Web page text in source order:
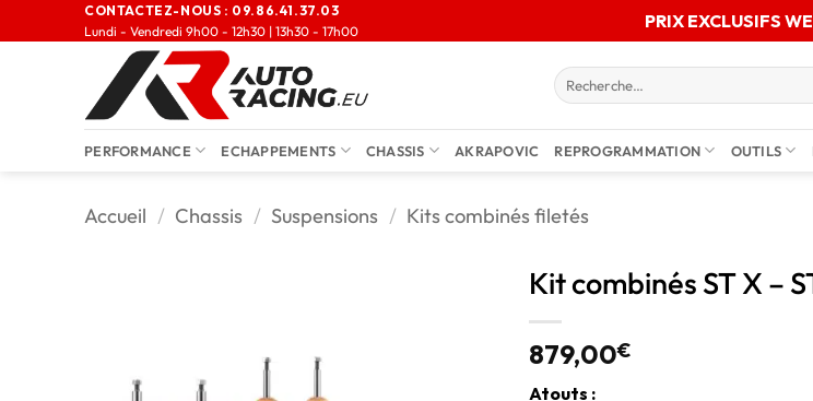
CONTACTEZ-NOUS : 09.86.41.37.03
Lundi - Vendredi 9h00 - 12h30 | 13h30 - 17h00
PRIX EXCLUSIFS
PERFORMANCE ECHAPPEMENTS CHASSIS AKRAPOVIC REPROGRAMMATION OUTILS
Accueil / Chassis / Suspensions / Kits combinés filetés
Kit combinés ST X –
879,00€
Atouts :